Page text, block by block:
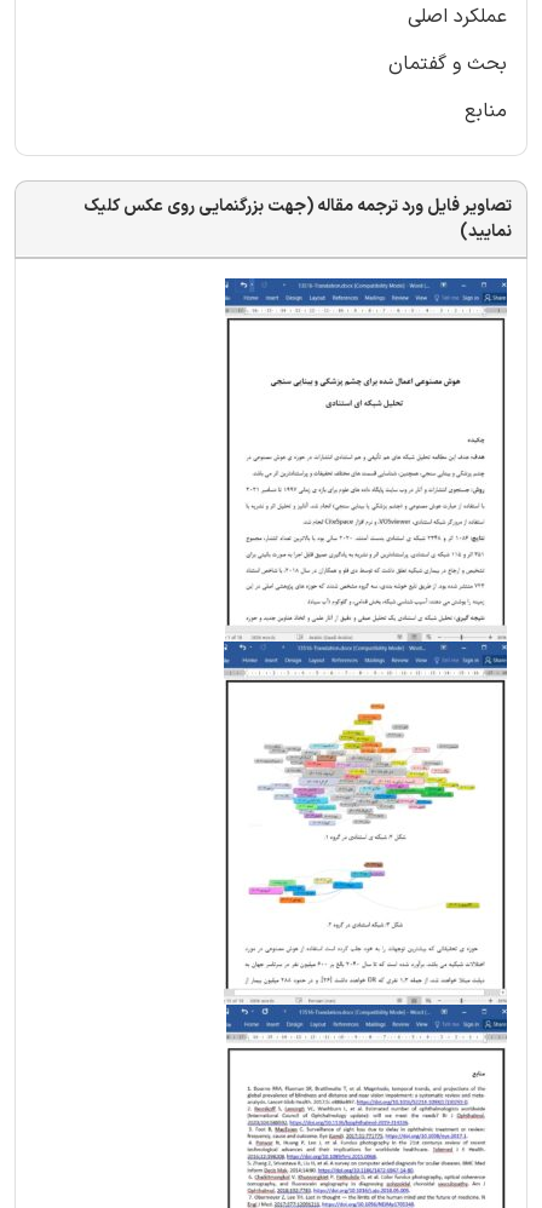
عملکرد اصلی
بحث و گفتمان
منابع
تصاویر فایل ورد ترجمه مقاله (جهت بزرگنمایی روی عکس کلیک
نمایید)